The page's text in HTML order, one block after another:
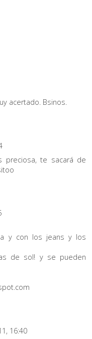
acertado. Bsinos.
preciosa, te sacará de
y con los jeans y los
de sol! y se pueden
16:40